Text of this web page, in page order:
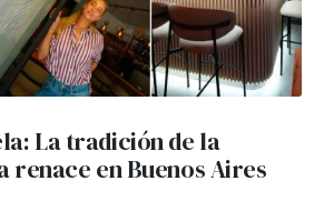
La tradición de la
renace en Buenos Aires